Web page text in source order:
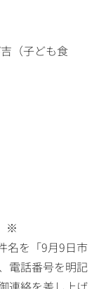
（子ども食
※
名を「9月9日市
電話番号を明記